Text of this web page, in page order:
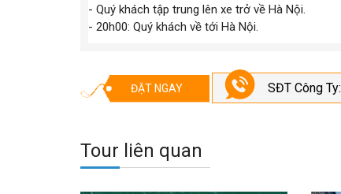
- Quý khách tập trung lên xe trở về Hà Nội.
- 20h00: Quý khách về tới Hà Nội.
ĐẶT NGAY SĐT Công Ty:
Tour liên quan